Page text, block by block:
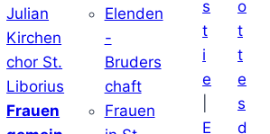
Julian
Kirchen
chor St.
Liborius
Frauen
Elenden
-
Bruders
chaft
Frauen
s
t
i
e
E
o
t
t
e
s
d